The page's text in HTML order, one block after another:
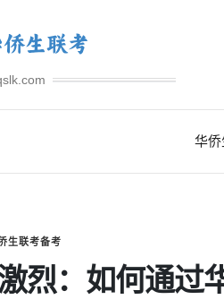
华侨
生联考备考
烈：如何通过